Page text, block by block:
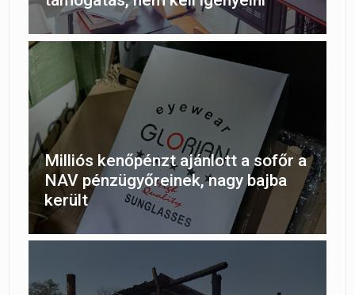
Milliós kenőpénzt ajánlott a sofőr a
NAV pénzügyőreinek, nagy bajba
került